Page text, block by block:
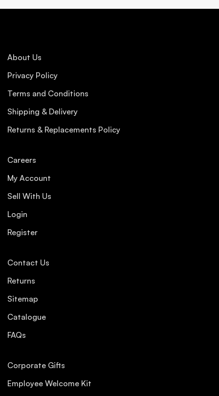
About Us
Privacy Policy
Terms and Conditions
Shipping & Delivery
Returns & Replacements Policy
Careers
My Account
Sell With Us
Login
Register
Contact Us
Returns
Sitemap
Catalogue
FAQs
Corporate Gifts
Employee Welcome Kit